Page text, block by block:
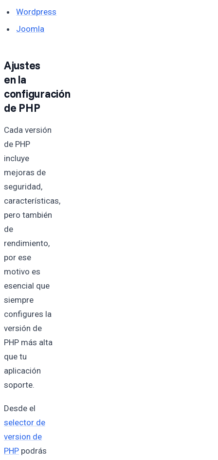
Wordpress
Joomla
Ajustes
en la
configuración
de PHP
Cada versión
de PHP
incluye
mejoras de
seguridad,
características,
pero también
de
rendimiento,
por ese
motivo es
esencial que
siempre
configures la
versión de
PHP más alta
que tu
aplicación
soporte.
Desde el
selector de
version de
PHP podrás